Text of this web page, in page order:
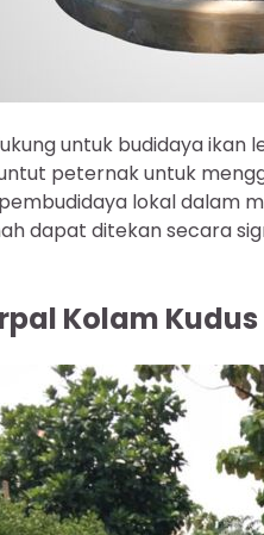
untuk budidaya
peternak untuk
lokal dalam
dapat ditekan secara
Kolam